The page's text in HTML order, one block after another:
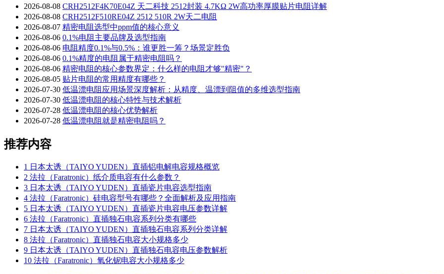
2026-08-08 CRH2512F4K70E04Z 天二科技 2512封装 4.7KΩ 2W高功率厚膜贴片电阻详解
2026-08-08 CRH2512F510RE04Z 2512 510R 2W天二电阻
2026-08-07 精密电阻选型中ppm值的核心意义
2026-08-06 0.1%电阻主要品牌及选型指南
2026-08-06 电阻精度0.1%与0.5%：谁更胜一筹？场景定胜负
2026-08-06 0.1%精度的电阻属于精密电阻吗？
2026-08-06 精密电阻的核心参数界定：什么样的电阻才够"精密"？
2026-08-05 贴片电阻的常用精度有哪些？
2026-07-30 低温漂电阻应用场景深度解析：从精度、温漂到阻值的多维选型指南
2026-07-30 低温漂电阻的核心特性与技术解析
2026-07-28 低温漂电阻的核心优势解析
2026-07-28 低温漂电阻就是精密电阻吗？
推荐内容
1 日本太诱（TAIYO YUDEN）直插铝电解电容规格概览
2 法拉（Faratronic）纸介质电容有什么参数？
3 日本太诱（TAIYO YUDEN）直插瓷片电容选型指南
4 法拉（Faratronic）硅电容型号有哪些？全面解析及应用指南
5 日本太诱（TAIYO YUDEN）直插瓷片电容电压参数详解
6 法拉（Faratronic）直插独石电容系列分类有哪些
7 日本太诱（TAIYO YUDEN）直插独石电容系列分类详解
8 法拉（Faratronic）直插独石电容大小规格多少
9 日本太诱（TAIYO YUDEN）直插独石电容电压参数解析
10 法拉（Faratronic）氧化铌电容大小规格多少